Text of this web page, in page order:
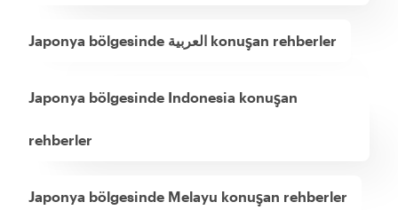
Japonya bölgesinde العربية konuşan rehberler
Japonya bölgesinde Indonesia konuşan
rehberler
Japonya bölgesinde Melayu konuşan rehberler